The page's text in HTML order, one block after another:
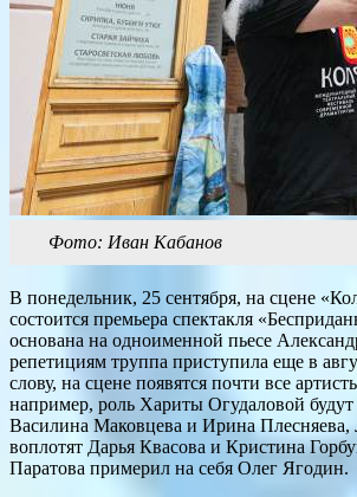
Фото: Иван Кабанов
В понедельник, 25 сентября, на сцене
состоится премьера спектакля
основана на одноименной пьесе
репетициям труппа приступила еще в
слову, на сцене появятся почти все
например, роль Хариты Огудаловой будут
Василина Маковцева и Ирина
воплотят Дарья Квасова и Кристина
Паратова примерил на себя Олег Ягодин.